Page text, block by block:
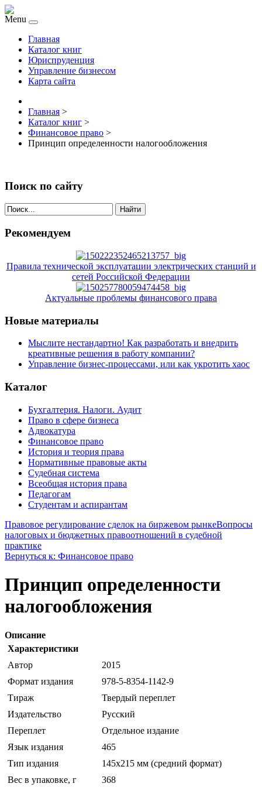
Menu
Главная
Каталог книг
Юриспруденция
Управление бизнесом
Карта сайта
Главная >
Каталог книг >
Финансовое право >
Принцип определенности налогообложения
Поиск по сайту
Найти
Рекомендуем
Правила технической эксплуатации электрических станций и
сетей Российской Федерации
Актуальные проблемы финансового права
Новые материалы
Мыслите нестандартно! Как разработать и внедрить
креативные решения в работу компании?
Управление бизнес-процессами, или как укротить хаос
Каталог
Бухгалтерия. Налоги. Аудит
Право в сфере бизнеса
Адвокатура
Финансовое право
История и теория права
Нормативные правовые акты
Судебная система
Всеобщая история права
Педагогам
Студентам и аспирантам
Правовое регулирование сделок на биржевом рынкеВопросы
налоговых и бюджетных правоотношений в судебной
практике
Вернуться к: Финансовое право
Принцип определенности
налогообложения
Описание
Характеристики
Автор
2015
Формат издания
978-5-8354-1142-9
Тираж
Твердый переплет
Издательство
Русский
Переплет
Отдельное издание
Язык издания
465
Тип издания
145х215 мм (средний формат)
Вес в упаковке, г
368